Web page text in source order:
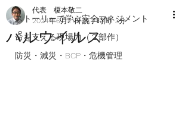
ストーリーで学ぶ安全マネジメント
命を支える現場力（２部作）
防災・減災・BCP・危機管理
パルウイルス
代表 榎本敬二
2024年6月21日読了時間: 3分